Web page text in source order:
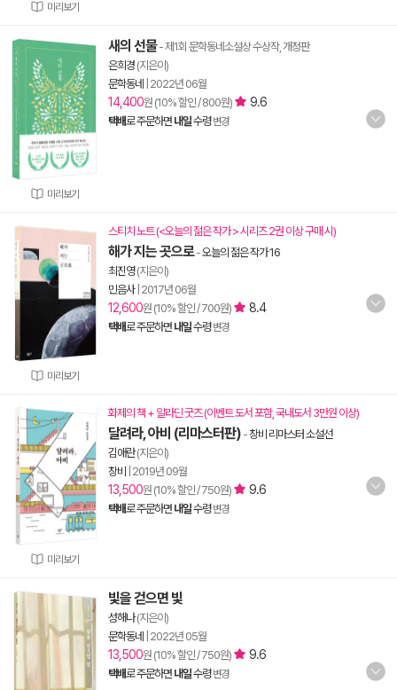
미리보기
미리보기
새의 선물- 제1회 문학동네소설상 수상작, 개정판
은희경 (지은이)
문학동네
2022년 06월
14,400원 (10% 할인 / 800원) 9.6
택배로 주문하면 내일수령 변경
미리보기
스티치 노트 (<오늘의 젊은 작가 > 시리즈 2권 이상 구매 시)
해가 지는 곳으로-오늘의 젊은 작가 16
최진영(지은이)
민음사| 2017년 06월
12,600원 (10% 할인 / 700원) 8.4
택배로 주문하면 내일수령 변경
미리보기
화제의 책 + 알라딘 굿즈 (이벤트 도서 포함, 국내도서 3만원 이상)
달려라, 아비 (리마스터판) -창비 리마스터 소설선
김애란(지은이)
창비
2019년 09월
13,500원 (10% 할인 / 750원) 9.6
택배로 주문하면 내일수령 변경
빛을 걷으면 빛
성해나(지은이)
문학동네
2022년 05월
13,500원 (10% 할인 / 750원) 9.6
택배로 주문하면 내일수령 변경